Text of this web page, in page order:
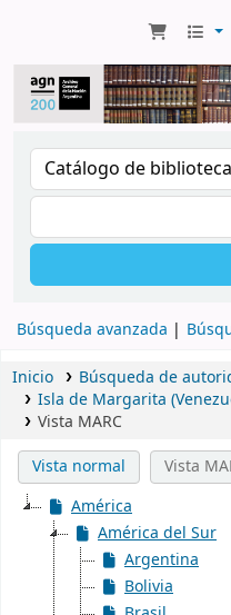
Búsqueda avanzada
Inicio
Búsqueda de
Isla de Margarita
Vista MARC
Vista normal
Vista
América
América del Sur
Argentina
Bolivia